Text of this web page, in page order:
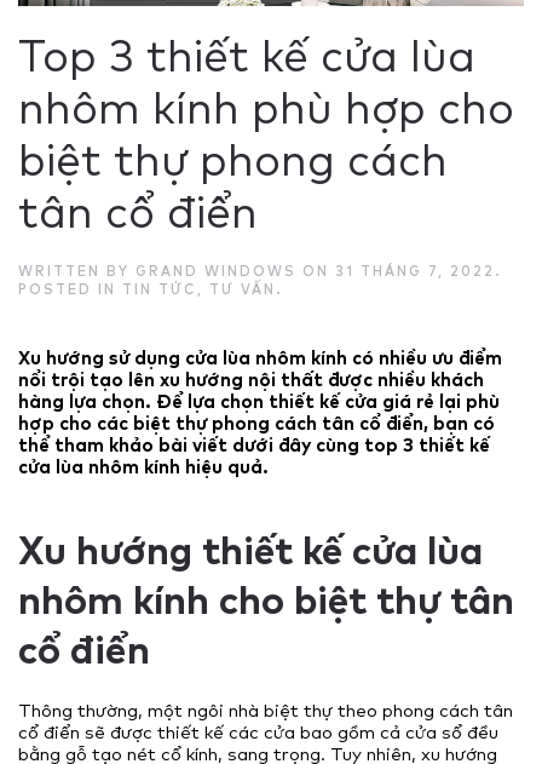
Top 3 thiết kế cửa lùa
nhôm kính phù hợp cho
biệt thự phong cách
tân cổ điển
WRITTEN BY GRAND WINDOWS ON 31 THÁNG 7, 2022 .
POSTED IN TIN TỨC , TƯ VẤN .
Xu hướng sử dụng cửa lùa nhôm kính có nhiều ưu điểm
nổi trội tạo lên xu hướng nội thất được nhiều khách
hàng lựa chọn. Để lựa chọn thiết kế cửa giá rẻ lại phù
hợp cho các biệt thự phong cách tân cổ điển, bạn có
thể tham khảo bài viết dưới đây cùng top 3 thiết kế
cửa lùa nhôm kính hiệu quả.
Xu hướng thiết kế cửa lùa
nhôm kính cho biệt thự tân
cổ điển
Thông thường, một ngôi nhà biệt thự theo phong cách tân
cổ điển sẽ được thiết kế các cửa bao gồm cả cửa sổ đều
bằng gỗ tạo nét cổ kính, sang trọng. Tuy nhiên, xu hướng